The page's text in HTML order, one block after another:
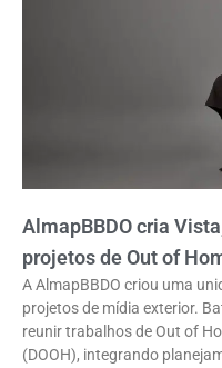
AlmapBBDO cria
projetos de Out of
A AlmapBBDO criou uma
projetos de mídia exterior.
reunir trabalhos de Out of
(DOOH), integrando